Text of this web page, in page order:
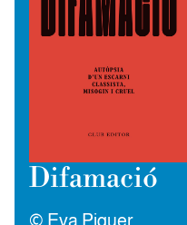
Difamació
© Eva Piquer